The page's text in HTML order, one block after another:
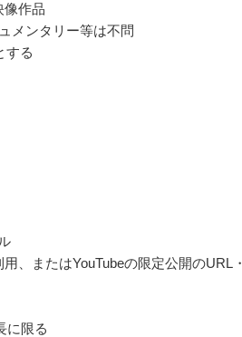
像作品
メンタリー等は不問
する
、またはYouTubeの限定公開のURL・
に限る